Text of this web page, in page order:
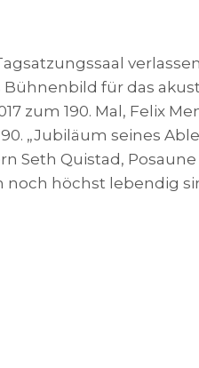
für das
zum 190. Mal, Felix
„Jubiläum seines
Seth Quistad,
höchst lebendig